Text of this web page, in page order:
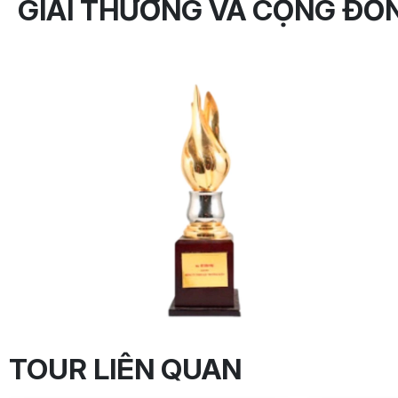
GIẢI THƯỞNG VÀ CỘNG
TOUR LIÊN QUAN